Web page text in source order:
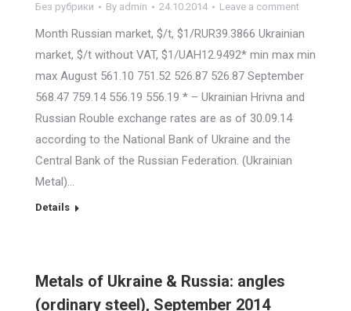
Без рубрики By admin 24.10.2014 Leave a comment
Month Russian market, $/t, $1/RUR39.3866 Ukrainian
market, $/t without VAT, $1/UAH12.9492* min max min
max August 561.10 751.52 526.87 526.87 September
568.47 759.14 556.19 556.19 * – Ukrainian Hrivna and
Russian Rouble exchange rates are as of 30.09.14
according to the National Bank of Ukraine and the
Central Bank of the Russian Federation. (Ukrainian
Metal)…
Details
Metals of Ukraine & Russia: angles
(ordinary steel), September 2014